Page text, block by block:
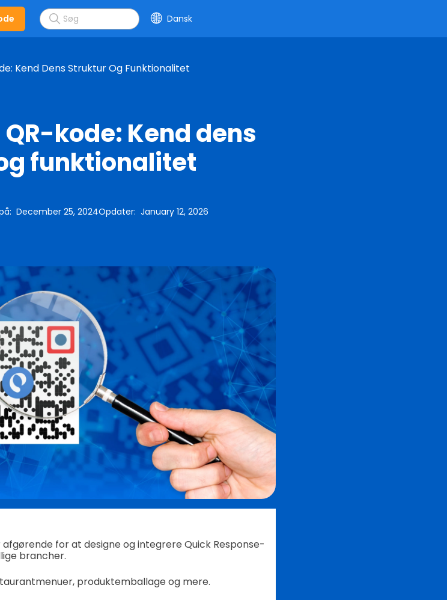
Dansk
Kend Dens Struktur Og Funktionalitet
kode: Kend dens
funktionalitet
:December 25, 2024Opdater:January 12, 2026
for at designe og integrere Quick Response-
brancher.
produktemballage og mere.